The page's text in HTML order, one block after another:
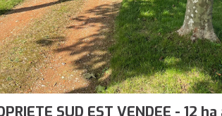
SUD EST VENDEE - 12 ha avec